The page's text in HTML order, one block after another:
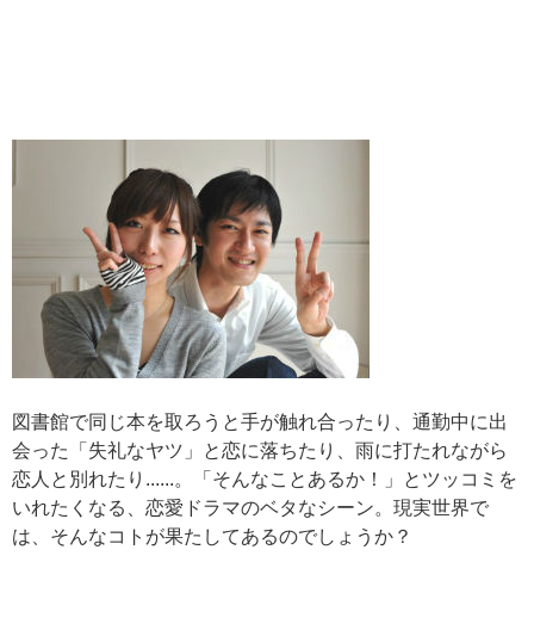
図書館で同じ本を取ろうと手が触れ合ったり、通勤中に出
会った「失礼なヤツ」と恋に落ちたり、雨に打たれながら
恋人と別れたり......。「そんなことあるか！」とツッコミを
いれたくなる、恋愛ドラマのベタなシーン。現実世界で
は、そんなコトが果たしてあるのでしょうか？